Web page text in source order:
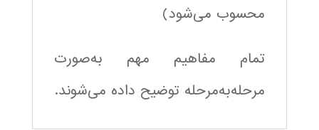
محسوب می‌شود)
تمام مفاهیم مهم به‌صورت
مرحله‌به‌مرحله توضیح داده می‌شوند.